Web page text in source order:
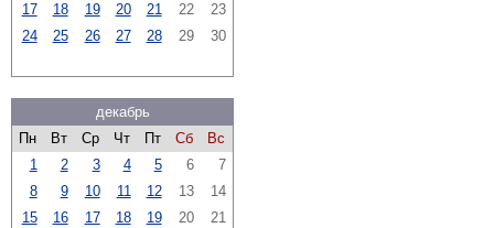
17
18 19 20 21 22
23
24
25 26 27 28 29 30
декабрь
Пн
Вт Ср Чт Пт Сб
Вс
1
2 3 4 5 6
7
8
9 10 11 12 13
14
15
16 17 18 19 20
21